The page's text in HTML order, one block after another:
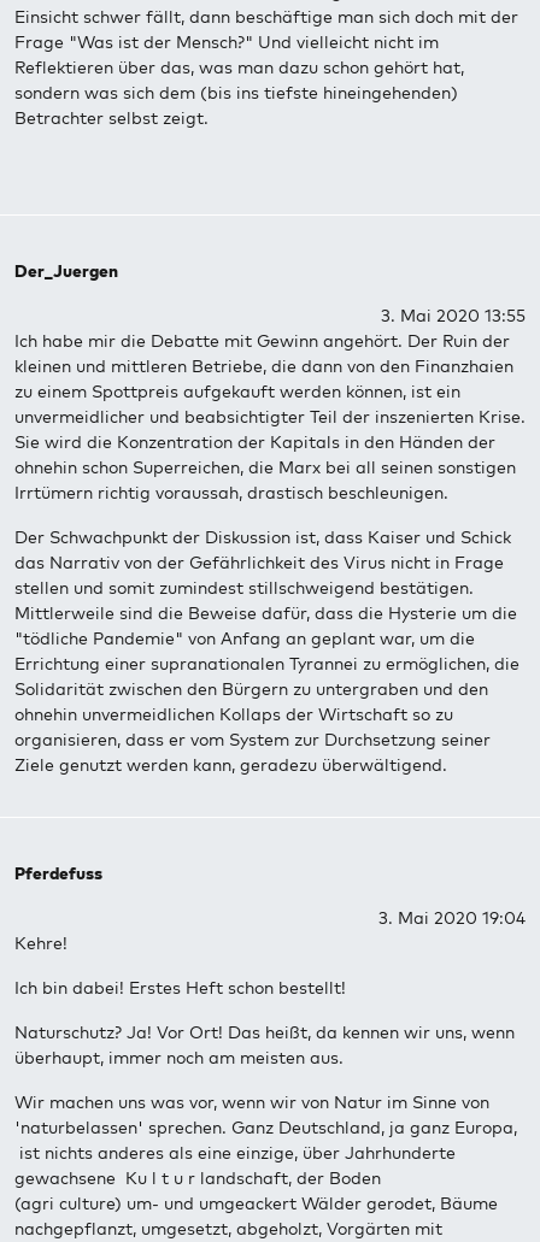
Einsicht schwer fällt, dann beschäftige man sich doch mit der
Frage "Was ist der Mensch?" Und vielleicht nicht im
Reflektieren über das, was man dazu schon gehört hat,
sondern was sich dem (bis ins tiefste hineingehenden)
Betrachter selbst zeigt.
Der_Juergen
3. Mai 2020 13:55
Ich habe mir die Debatte mit Gewinn angehört. Der Ruin der
kleinen und mittleren Betriebe, die dann von den Finanzhaien
zu einem Spottpreis aufgekauft werden können, ist ein
unvermeidlicher und beabsichtigter Teil der inszenierten Krise.
Sie wird die Konzentration der Kapitals in den Händen der
ohnehin schon Superreichen, die Marx bei all seinen sonstigen
Irrtümern richtig voraussah, drastisch beschleunigen.
Der Schwachpunkt der Diskussion ist, dass Kaiser und Schick
das Narrativ von der Gefährlichkeit des Virus nicht in Frage
stellen und somit zumindest stillschweigend bestätigen.
Mittlerweile sind die Beweise dafür, dass die Hysterie um die
"tödliche Pandemie" von Anfang an geplant war, um die
Errichtung einer supranationalen Tyrannei zu ermöglichen, die
Solidarität zwischen den Bürgern zu untergraben und den
ohnehin unvermeidlichen Kollaps der Wirtschaft so zu
organisieren, dass er vom System zur Durchsetzung seiner
Ziele genutzt werden kann, geradezu überwältigend.
Pferdefuss
3. Mai 2020 19:04
Kehre!
Ich bin dabei! Erstes Heft schon bestellt!
Naturschutz? Ja! Vor Ort! Das heißt, da kennen wir uns, wenn
überhaupt, immer noch am meisten aus.
Wir machen uns was vor, wenn wir von Natur im Sinne von
'naturbelassen' sprechen. Ganz Deutschland, ja ganz Europa,
ist nichts anderes als eine einzige, über Jahrhunderte
gewachsene Ku l t u r landschaft, der Boden
(agri culture) um- und umgeackert Wälder gerodet, Bäume
nachgepflanzt, umgesetzt, abgeholzt, Vorgärten mit